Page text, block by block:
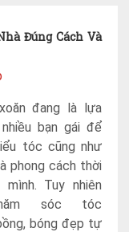
Đúng Cách Và
đang là lựa
bạn gái để
tóc cũng như
phong cách thời
mình. Tuy nhiên
sóc tóc
bóng đẹp tự